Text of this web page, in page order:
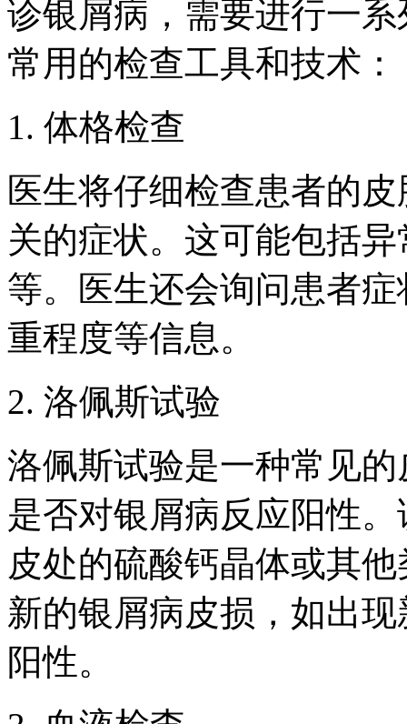
诊银屑病，需要进行一
常用的检查工具和技术：
1. 体格检查
医生将仔细检查患者的
关的症状。这可能包括
等。医生还会询问患者
重程度等信息。
2. 洛佩斯试验
洛佩斯试验是一种常见
是否对银屑病反应阳性
皮处的硫酸钙晶体或其
新的银屑病皮损，如出
阳性。